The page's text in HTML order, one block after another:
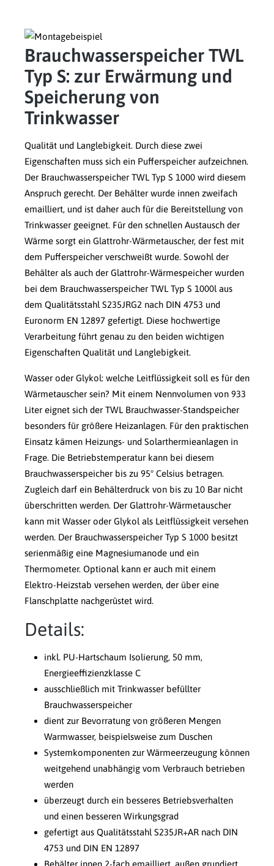
Brauchwasserspeicher TWL
Typ S: zur Erwärmung und
Speicherung von
Trinkwasser
Qualität und Langlebigkeit. Durch diese zwei
Eigenschaften muss sich ein Pufferspeicher aufzeichnen.
Der Brauchwasserspeicher TWL Typ S 1000 wird diesem
Anspruch gerecht. Der Behälter wurde innen zweifach
emailliert, und ist daher auch für die Bereitstellung von
Trinkwasser geeignet. Für den schnellen Austausch der
Wärme sorgt ein Glattrohr-Wärmetauscher, der fest mit
dem Pufferspeicher verschweißt wurde. Sowohl der
Behälter als auch der Glattrohr-Wärmespeicher wurden
bei dem Brauchwasserspeicher TWL Typ S 1000l aus
dem Qualitätsstahl S235JRG2 nach DIN 4753 und
Euronorm EN 12897 gefertigt. Diese hochwertige
Verarbeitung führt genau zu den beiden wichtigen
Eigenschaften Qualität und Langlebigkeit.
Wasser oder Glykol: welche Leitflüssigkeit soll es für den
Wärmetauscher sein? Mit einem Nennvolumen von 933
Liter eignet sich der TWL Brauchwasser-Standspeicher
besonders für größere Heizanlagen. Für den praktischen
Einsatz kämen Heizungs- und Solarthermieanlagen in
Frage. Die Betriebstemperatur kann bei diesem
Brauchwasserspeicher bis zu 95° Celsius betragen.
Zugleich darf ein Behälterdruck von bis zu 10 Bar nicht
überschritten werden. Der Glattrohr-Wärmetauscher
kann mit Wasser oder Glykol als Leitflüssigkeit versehen
werden. Der Brauchwasserspeicher Typ S 1000 besitzt
serienmäßig eine Magnesiumanode und ein
Thermometer. Optional kann er auch mit einem
Elektro-Heizstab versehen werden, der über eine
Flanschplatte nachgerüstet wird.
Details:
inkl. PU-Hartschaum Isolierung, 50 mm,
Energieeffizienzklasse C
ausschließlich mit Trinkwasser befüllter
Brauchwasserspeicher
dient zur Bevorratung von größeren Mengen
Warmwasser, beispielsweise zum Duschen
Systemkomponenten zur Wärmeerzeugung können
weitgehend unabhängig vom Verbrauch betrieben
werden
überzeugt durch ein besseres Betriebsverhalten
und einen besseren Wirkungsgrad
gefertigt aus Qualitätsstahl S235JR+AR nach DIN
4753 und DIN EN 12897